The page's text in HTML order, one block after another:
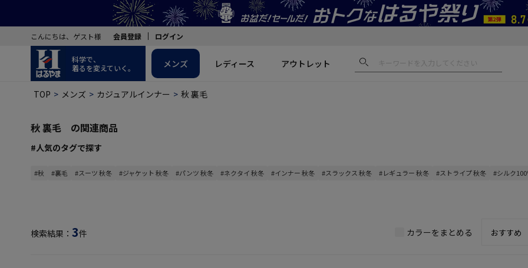
こんにちは、ゲスト様 会員登録 ログイン
科学で、
着るを変えていく。
メンズ レディース アウトレット
TOP メンズ カジュアルインナー 秋 裏毛
秋 裏毛 の関連商品
#人気のタグで探す
#秋 #裏毛 #スーツ 秋冬 #ジャケット 秋冬 #パンツ 秋冬 #ネクタイ 秋冬 #インナー 秋冬 #スラックス 秋冬 #レギュラー 秋冬 #ストライプ 秋冬 #シルク
検索結果： 3件 カラーをまとめる